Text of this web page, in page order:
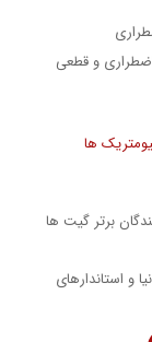
و قطعی
ها
تولید کنندگان برتر گیت ها
و استاندارهای